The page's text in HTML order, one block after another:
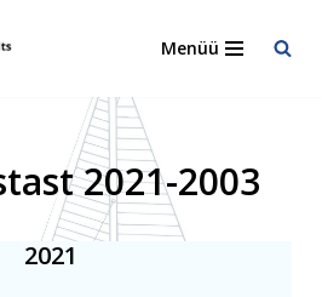
Menüü
2021-2003
2021